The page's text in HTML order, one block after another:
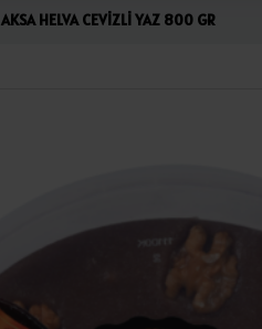
AKSA HELVA CEVİZLİ YAZ 800 GR